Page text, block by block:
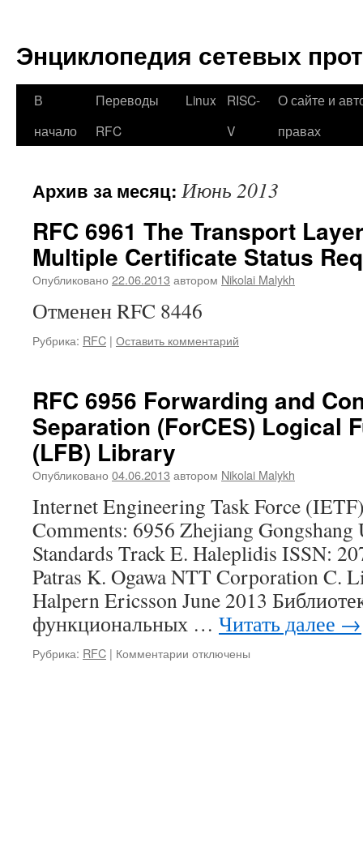
содержимому
Энциклопедия сетевых
В
начало
Переводы
RFC
Linux
RISC-
V
О сайте и
правах
Архив за месяц:Июнь 2013
RFC 6961 The Transport
Multiple Certificate Status
Опубликовано 22.06.2013 автором Nikolai Malykh
Отменен RFC 8446
Рубрика: RFC | Оставить комментарий
RFC 6956 Forwarding and
Separation (ForCES) Logical
(LFB) Library
Опубликовано 04.06.2013 автором Nikolai Malykh
Internet Engineering Task Force
Comments: 6956 Zhejiang
Standards Track E. Haleplidis ISSN:
Patras K. Ogawa NTT Corporation C.
Halpern Ericsson June 2013
функциональных … Читать далее →
Рубрика: RFC | Комментарии котключены